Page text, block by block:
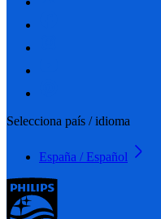
Selecciona país / idioma
España / Español